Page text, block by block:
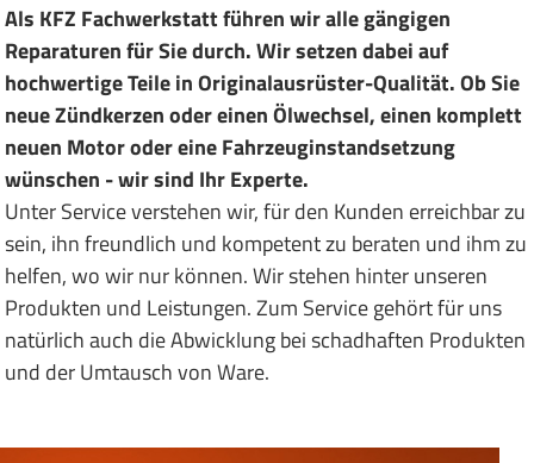
KFZ WERKSTATT
Als KFZ Fachwerkstatt führen wir alle gängigen
Reparaturen für Sie durch. Wir setzen dabei auf
hochwertige Teile in Originalausrüster-Qualität. Ob Sie
neue Zündkerzen oder einen Ölwechsel, einen komplett
neuen Motor oder eine Fahrzeuginstandsetzung
wünschen - wir sind Ihr Experte.
Unter Service verstehen wir, für den Kunden erreichbar zu
sein, ihn freundlich und kompetent zu beraten und ihm zu
helfen, wo wir nur können. Wir stehen hinter unseren
Produkten und Leistungen. Zum Service gehört für uns
natürlich auch die Abwicklung bei schadhaften Produkten
und der Umtausch von Ware.